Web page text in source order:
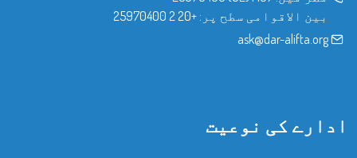
بین الاقوامی سطح پر: +20 2 25970400
ask@dar-alifta.org
ادارے کی نوعیت